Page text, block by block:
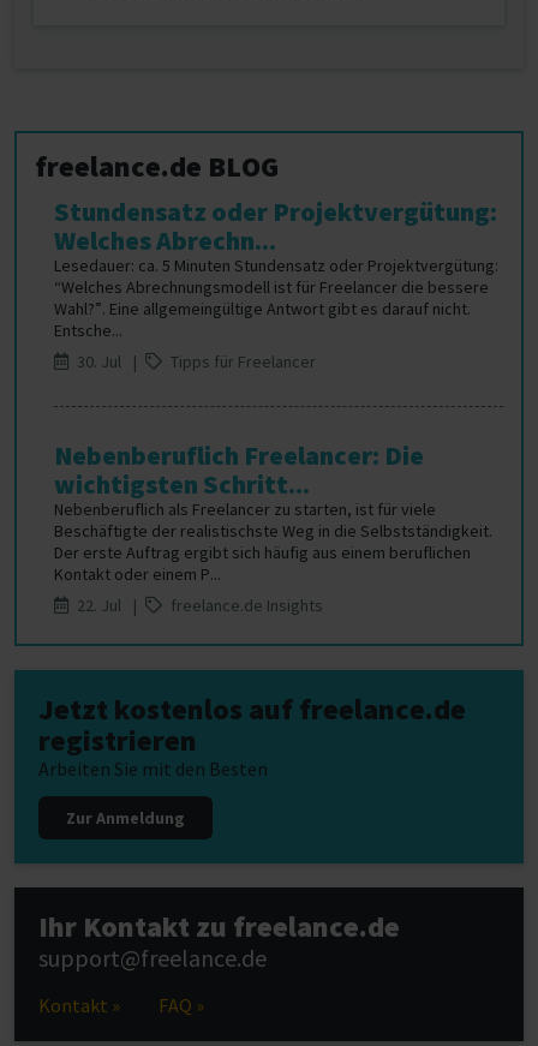
freelance.de BLOG
Stundensatz oder Projektvergütung:
Welches Abrechn...
Lesedauer: ca. 5 Minuten Stundensatz oder Projektvergütung:
“Welches Abrechnungsmodell ist für Freelancer die bessere
Wahl?”. Eine allgemeingültige Antwort gibt es darauf nicht.
Entsche...
30. Jul |
Tipps für Freelancer
Nebenberuflich Freelancer: Die
wichtigsten Schritt...
Nebenberuflich als Freelancer zu starten, ist für viele
Beschäftigte der realistischste Weg in die Selbstständigkeit.
Der erste Auftrag ergibt sich häufig aus einem beruflichen
Kontakt oder einem P...
22. Jul |
freelance.de Insights
Jetzt kostenlos auf freelance.de
registrieren
Arbeiten Sie mit den Besten
Zur Anmeldung
Ihr Kontakt zu freelance.de
support@freelance.de
Kontakt » FAQ »